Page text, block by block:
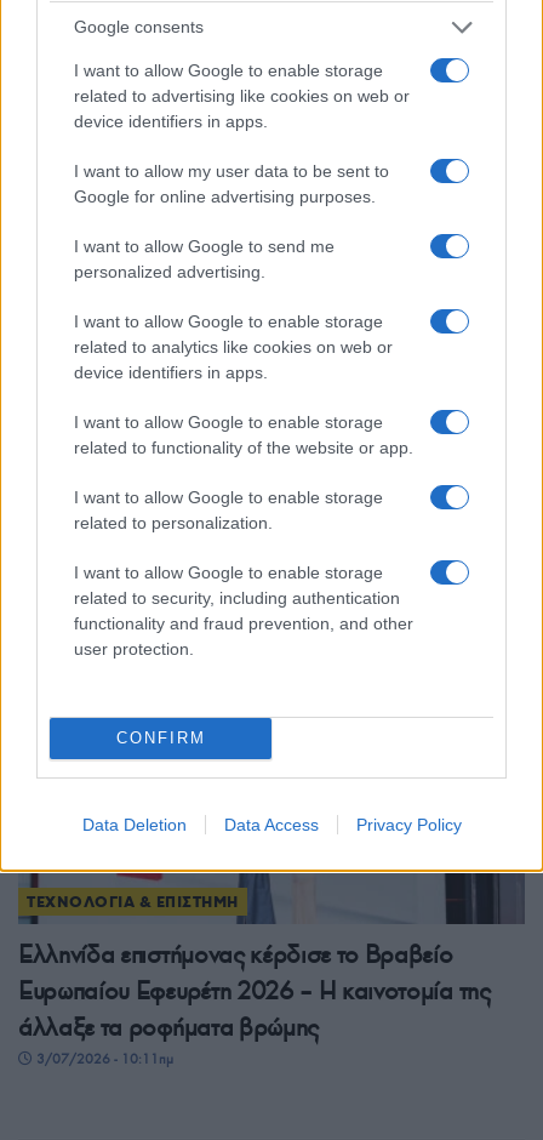
Google consents
I want to allow Google to enable storage
related to advertising like cookies on web or
device identifiers in apps.
I want to allow my user data to be sent to
Google for online advertising purposes.
I want to allow Google to send me
personalized advertising.
I want to allow Google to enable storage
related to analytics like cookies on web or
device identifiers in apps.
I want to allow Google to enable storage
related to functionality of the website or app.
I want to allow Google to enable storage
related to personalization.
I want to allow Google to enable storage
related to security, including authentication
functionality and fraud prevention, and other
user protection.
CONFIRM
Data Deletion Data Access Privacy Policy
Προβλήματα στο Facebook: «Έπεσε» η σύνδεση
μέσω υπολογιστών – Κανονικά λειτουργεί η
εφαρμογή στα κινητά
19/07/2026 - 12:00μμ
ΤΕΧΝΟΛΟΓΙΑ & ΕΠΙΣΤΗΜΗ
Η ΕΕ βάζει στο στόχαστρο το Instagram και το
Facebook: «Το ατελείωτο σκρολάρισμα προκαλεί
10/07/2026 - 11:44μμ
ΤΕΧΝΟΛΟΓΙΑ & ΕΠΙΣΤΗΜΗ
Ελληνίδα επιστήμονας κέρδισε το Βραβείο
Ευρωπαίου Εφευρέτη 2026 – Η καινοτομία της
άλλαξε τα ροφήματα βρώμης
3/07/2026 - 10:11πμ